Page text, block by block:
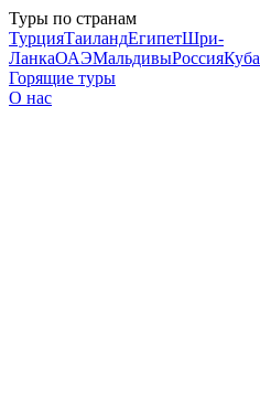
Туры по странам
ТурцияТаиландЕгипетШри-
ЛанкаОАЭМальдивыРоссияКуба
Горящие туры
О нас